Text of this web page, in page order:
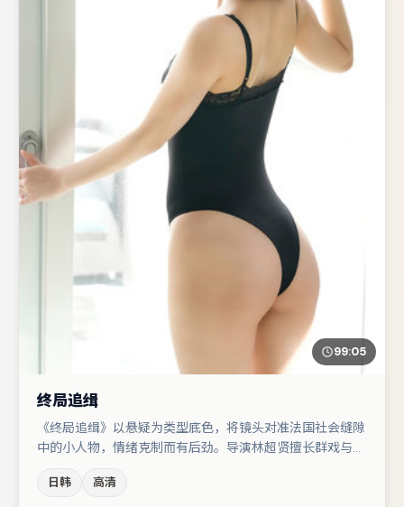
99:05
终局追缉
《终局追缉》以悬疑为类型底色，将镜头对准法国社会缝隙
中的小人物，情绪克制而有后劲。导演林超贤擅长群戏与空
承担叙事驱动，桂纶镁、易烊千玺分别提供反差与喜剧/悬
日韩 高清